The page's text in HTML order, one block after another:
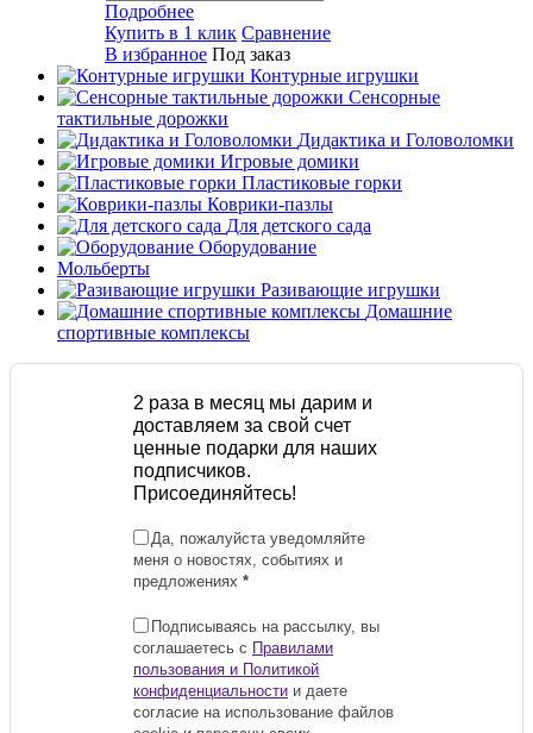
Подробнее
Купить в 1 клик Сравнение
В избранное Под заказ
Контурные игрушки
Сенсорные
тактильные дорожки
Дидактика и Головоломки
Игровые домики
Пластиковые горки
Коврики-пазлы
Для детского сада
Оборудование
Мольберты
Разивающие игрушки
Домашние
спортивные комплексы
2 раза в месяц мы дарим и
доставляем за свой счет
ценные подарки для наших
подписчиков.
Присоединяйтесь!
Да, пожалуйста уведомляйте
меня о новостях, событиях и
предложениях *
Подписываясь на рассылку, вы
соглашаетесь с Правилами
пользования и Политикой
конфиденциальности и даете
согласие на использование файлов